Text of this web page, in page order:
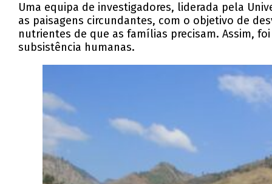
Uma equipa de investigadores, liderada pela
as paisagens circundantes, com o objetivo de
nutrientes de que as famílias precisam. Assim,
subsistência humanas.